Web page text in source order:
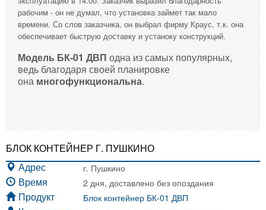
рабочим - он не думал, что установка займет так мало
времени. Со слов заказчика, он выбрал фирму Краус, т.к. она
обеспечивает быструю доставку и устаноку конструкций.
Модель БК-01 ДВПодна из самых популярных,
ведь благодаря своей планировке
онамногофункциональна.
БЛОК КОНТЕЙНЕР Г. ПУШКИНО
Адрес г. Пушкино
Время 2 дня, доставлено без опоздания
Продукт Блок контейнер БК-01 ДВП